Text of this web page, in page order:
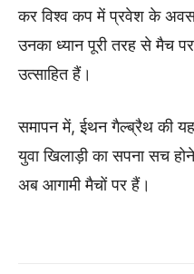
कर विश्व कप में प्रवेश के
उनका ध्यान पूरी तरह से मैच
उत्साहित हैं।
समापन में, ईथन गैल्ब्रैथ की
युवा खिलाड़ी का सपना सच
अब आगामी मैचों पर हैं।